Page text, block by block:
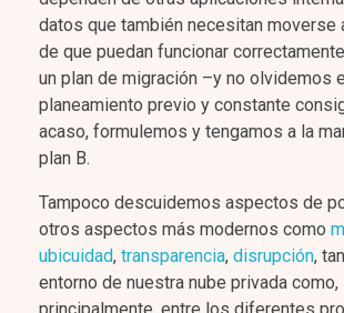
datos que también necesitan moverse
de que puedan funcionar
un plan de migración –y no olvidemos el
planeamiento previo y constante
acaso, formulemos y tengamos a la
plan B.
Tampoco descuidemos aspectos de
otros aspectos más modernos como
ubicuidad, transparencia, disrupción,
entorno de nuestra nube privada como,